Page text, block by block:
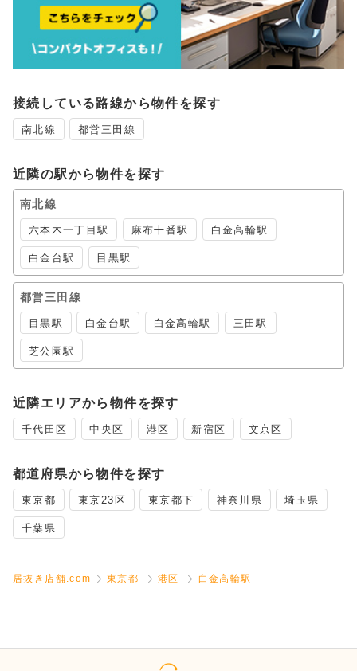
接続している路線から物件を探す
南北線 都営三田線
近隣の駅から物件を探す
南北線
六本木一丁目駅 麻布十番駅 白金高輪駅
白金台駅 目黒駅
都営三田線
目黒駅 白金台駅 白金高輪駅 三田駅
芝公園駅
近隣エリアから物件を探す
千代田区 中央区 港区 新宿区 文京区
都道府県から物件を探す
東京都 東京23区 東京都下 神奈川県 埼玉県
千葉県
居抜き店舗.com 東京都 港区 白金高輪駅